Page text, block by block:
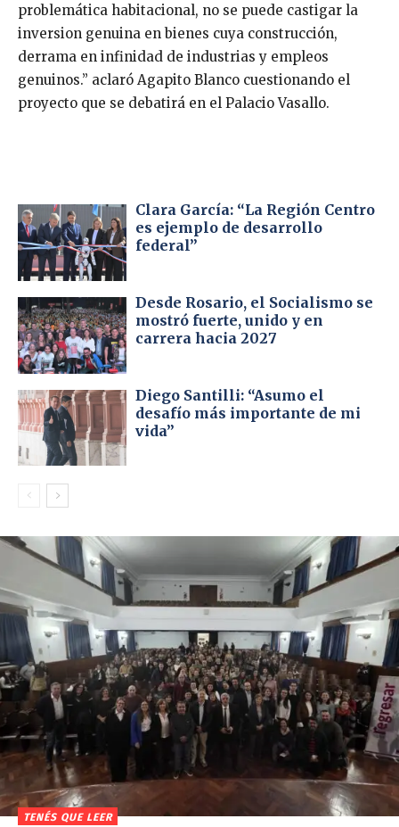
problemática habitacional, no se puede castigar la
inversion genuina en bienes cuya construcción,
derrama en infinidad de industrias y empleos
genuinos.” aclaró Agapito Blanco cuestionando el
proyecto que se debatirá en el Palacio Vasallo.
Clara García: “La Región Centro
es ejemplo de desarrollo
federal”
Desde Rosario, el Socialismo se
mostró fuerte, unido y en
carrera hacia 2027
Diego Santilli: “Asumo el
desafío más importante de mi
vida”
TENÉS QUE LEER